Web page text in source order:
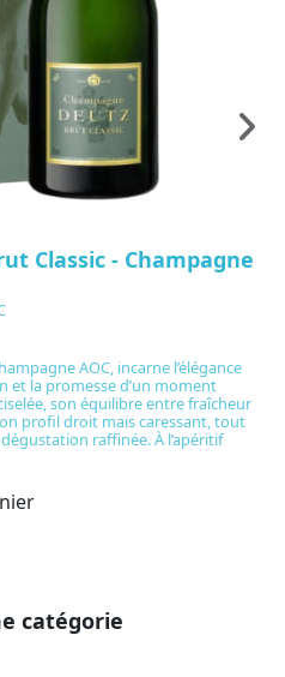
Classic - Champagne
AOC, incarne l’élégance
et la promesse d’un moment
son équilibre entre fraîcheur
profil droit mais caressant, tout
raffinée. À l’apéritif
catégorie